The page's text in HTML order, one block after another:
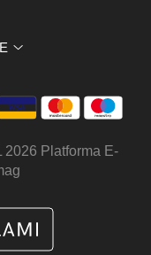
2026 Platforma E-